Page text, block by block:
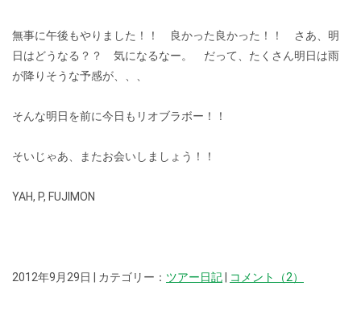
無事に午後もやりました！！ 良かった良かった！！ さあ、明
日はどうなる？？ 気になるなー。 だって、たくさん明日は雨
が降りそうな予感が、、、
そんな明日を前に今日もリオブラボー！！
そいじゃあ、またお会いしましょう！！
YAH, P, FUJIMON
2012年9月29日 | カテゴリー： ツアー日記 コメント（2）